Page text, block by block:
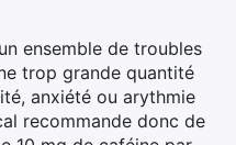
ensemble de troubles
trop grande quantité
anxiété ou arythmie
recommande donc de